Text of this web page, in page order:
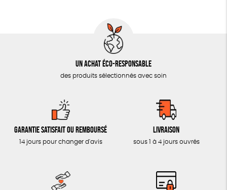
CUISINE / NUTRITION
ACCESSOIRES
Un achat éco-responsable
des produits sélectionnés avec soin
Garantie satisfait ou remboursé
14 jours pour changer d'avis
Livraison
sous 1 à 4 jours ouvrés